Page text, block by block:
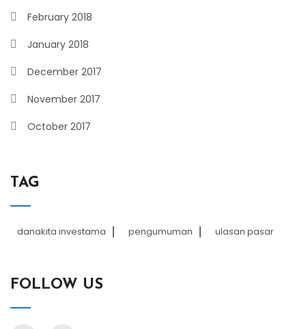
February 2018
January 2018
December 2017
November 2017
October 2017
TAG
danakita investama pengumuman ulasan pasar
FOLLOW US